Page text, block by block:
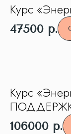
Курс
47500 р.
Курс
106000 р.